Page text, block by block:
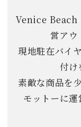
Venice Beach
営アウ
現地駐在バイ
付け
素敵な商品を
モットーに運